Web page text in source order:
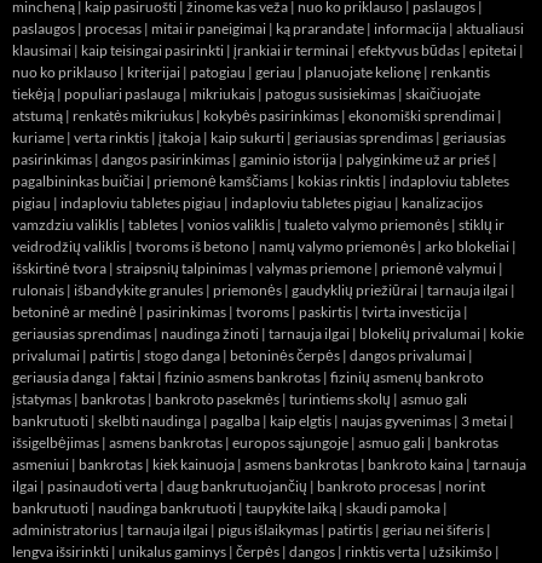
mincheną | kaip pasiruošti | žinome kas veža | nuo ko priklauso | paslaugos |
paslaugos | procesas | mitai ir paneigimai | ką prarandate | informacija | aktualiausi
klausimai | kaip teisingai pasirinkti | įrankiai ir terminai | efektyvus būdas | epitetai |
nuo ko priklauso | kriterijai | patogiau | geriau | planuojate kelionę | renkantis
tiekėją | populiari paslauga | mikriukais | patogus susisiekimas | skaičiuojate
atstumą | renkatės mikriukus | kokybės pasirinkimas | ekonomiški sprendimai |
kuriame | verta rinktis | įtakoja | kaip sukurti | geriausias sprendimas | geriausias
pasirinkimas | dangos pasirinkimas | gaminio istorija | palyginkime už ar prieš |
pagalbininkas buičiai | priemonė kamščiams | kokias rinktis | indaploviu tabletes
pigiau | indaploviu tabletes pigiau | indaploviu tabletes pigiau | kanalizacijos
vamzdziu valiklis | tabletes | vonios valiklis | tualeto valymo priemonės | stiklų ir
veidrodžių valiklis | tvoroms iš betono | namų valymo priemonės | arko blokeliai |
išskirtinė tvora | straipsnių talpinimas | valymas priemone | priemonė valymui |
rulonais | išbandykite granules | priemonės | gaudyklių priežiūrai | tarnauja ilgai |
betoninė ar medinė | pasirinkimas | tvoroms | paskirtis | tvirta investicija |
geriausias sprendimas | naudinga žinoti | tarnauja ilgai | blokelių privalumai | kokie
privalumai | patirtis | stogo danga | betoninės čerpės | dangos privalumai |
geriausia danga | faktai | fizinio asmens bankrotas | fizinių asmenų bankroto
įstatymas | bankrotas | bankroto pasekmės | turintiems skolų | asmuo gali
bankrutuoti | skelbti naudinga | pagalba | kaip elgtis | naujas gyvenimas | 3 metai |
išsigelbėjimas | asmens bankrotas | europos sąjungoje | asmuo gali | bankrotas
asmeniui | bankrotas | kiek kainuoja | asmens bankrotas | bankroto kaina | tarnauja
ilgai | pasinaudoti verta | daug bankrutuojančių | bankroto procesas | norint
bankrutuoti | naudinga bankrutuoti | taupykite laiką | skaudi pamoka |
administratorius | tarnauja ilgai | pigus išlaikymas | patirtis | geriau nei šiferis |
lengva išsirinkti | unikalus gaminys | čerpės | dangos | rinktis verta | užsikimšo |